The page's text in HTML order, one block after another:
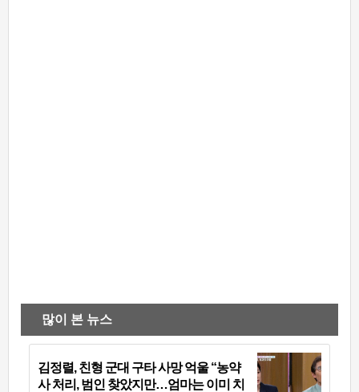
많이 본 뉴스
김정렬, 친형 군대 구타 사망 억울 “농약
사 처리, 범인 찾았지만…엄마는 이미 치